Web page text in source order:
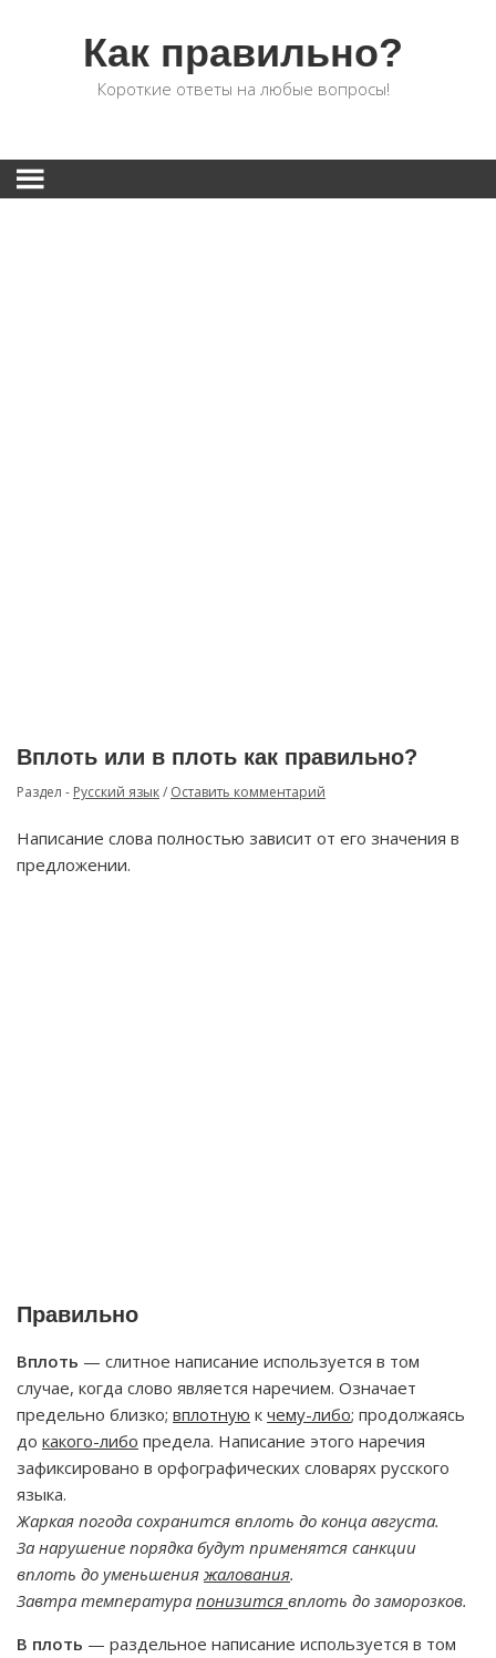
Как правильно?
Короткие ответы на любые вопросы!
Вплоть или в плоть как правильно?
Раздел - Русский язык/ Оставить комментарий
Написание слова полностью зависит от его значения в
предложении.
Правильно
Вплоть — слитное написание используется в том
случае, когда слово является наречием. Означает
предельно близко; вплотную к чему-либо; продолжаясь
до какого-либо предела. Написание этого наречия
зафиксировано в орфографических словарях русского
языка.
Жаркая погода сохранится вплоть до конца августа.
За нарушение порядка будут применятся санкции
вплоть до уменьшенияжалования.
Завтра температура понизится вплоть до заморозков.
В плоть — раздельное написание используется в том